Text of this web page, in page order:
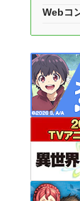
Webコ